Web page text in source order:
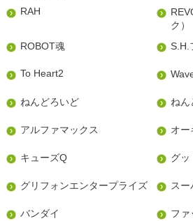
RAH
ク）
ROBOT魂
S.H.
To Heart2
ねんどろいど ねん
アルファマックス オー
キューズQ グッ
グリフォンエンタープライズ ス
バンダイ ファ